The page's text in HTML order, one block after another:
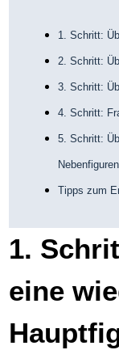
1. Schritt:
2. Schritt:
3. Schritt:
4. Schritt:
5. Schritt:
Tipps zum
1.
eine